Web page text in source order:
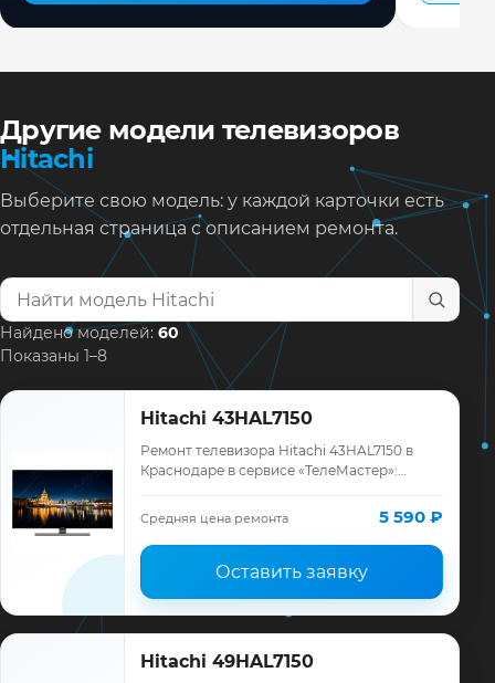
Другие модели телевизоров
Hitachi
Выберите свою модель: у каждой карточки есть
отдельная страница с описанием ремонта.
Найти модель телевизора
Найдено моделей: 60
Показаны 1–8
Hitachi 43HAL7150
Ремонт телевизора Hitachi 43HAL7150 в
Краснодаре в сервисе «ТелеМастер»:
ремонта, запчасти и гарантия до 12
месяцев.
Средняя цена ремонта 5 590 ₽
Оставить заявку
Hitachi 49HAL7150